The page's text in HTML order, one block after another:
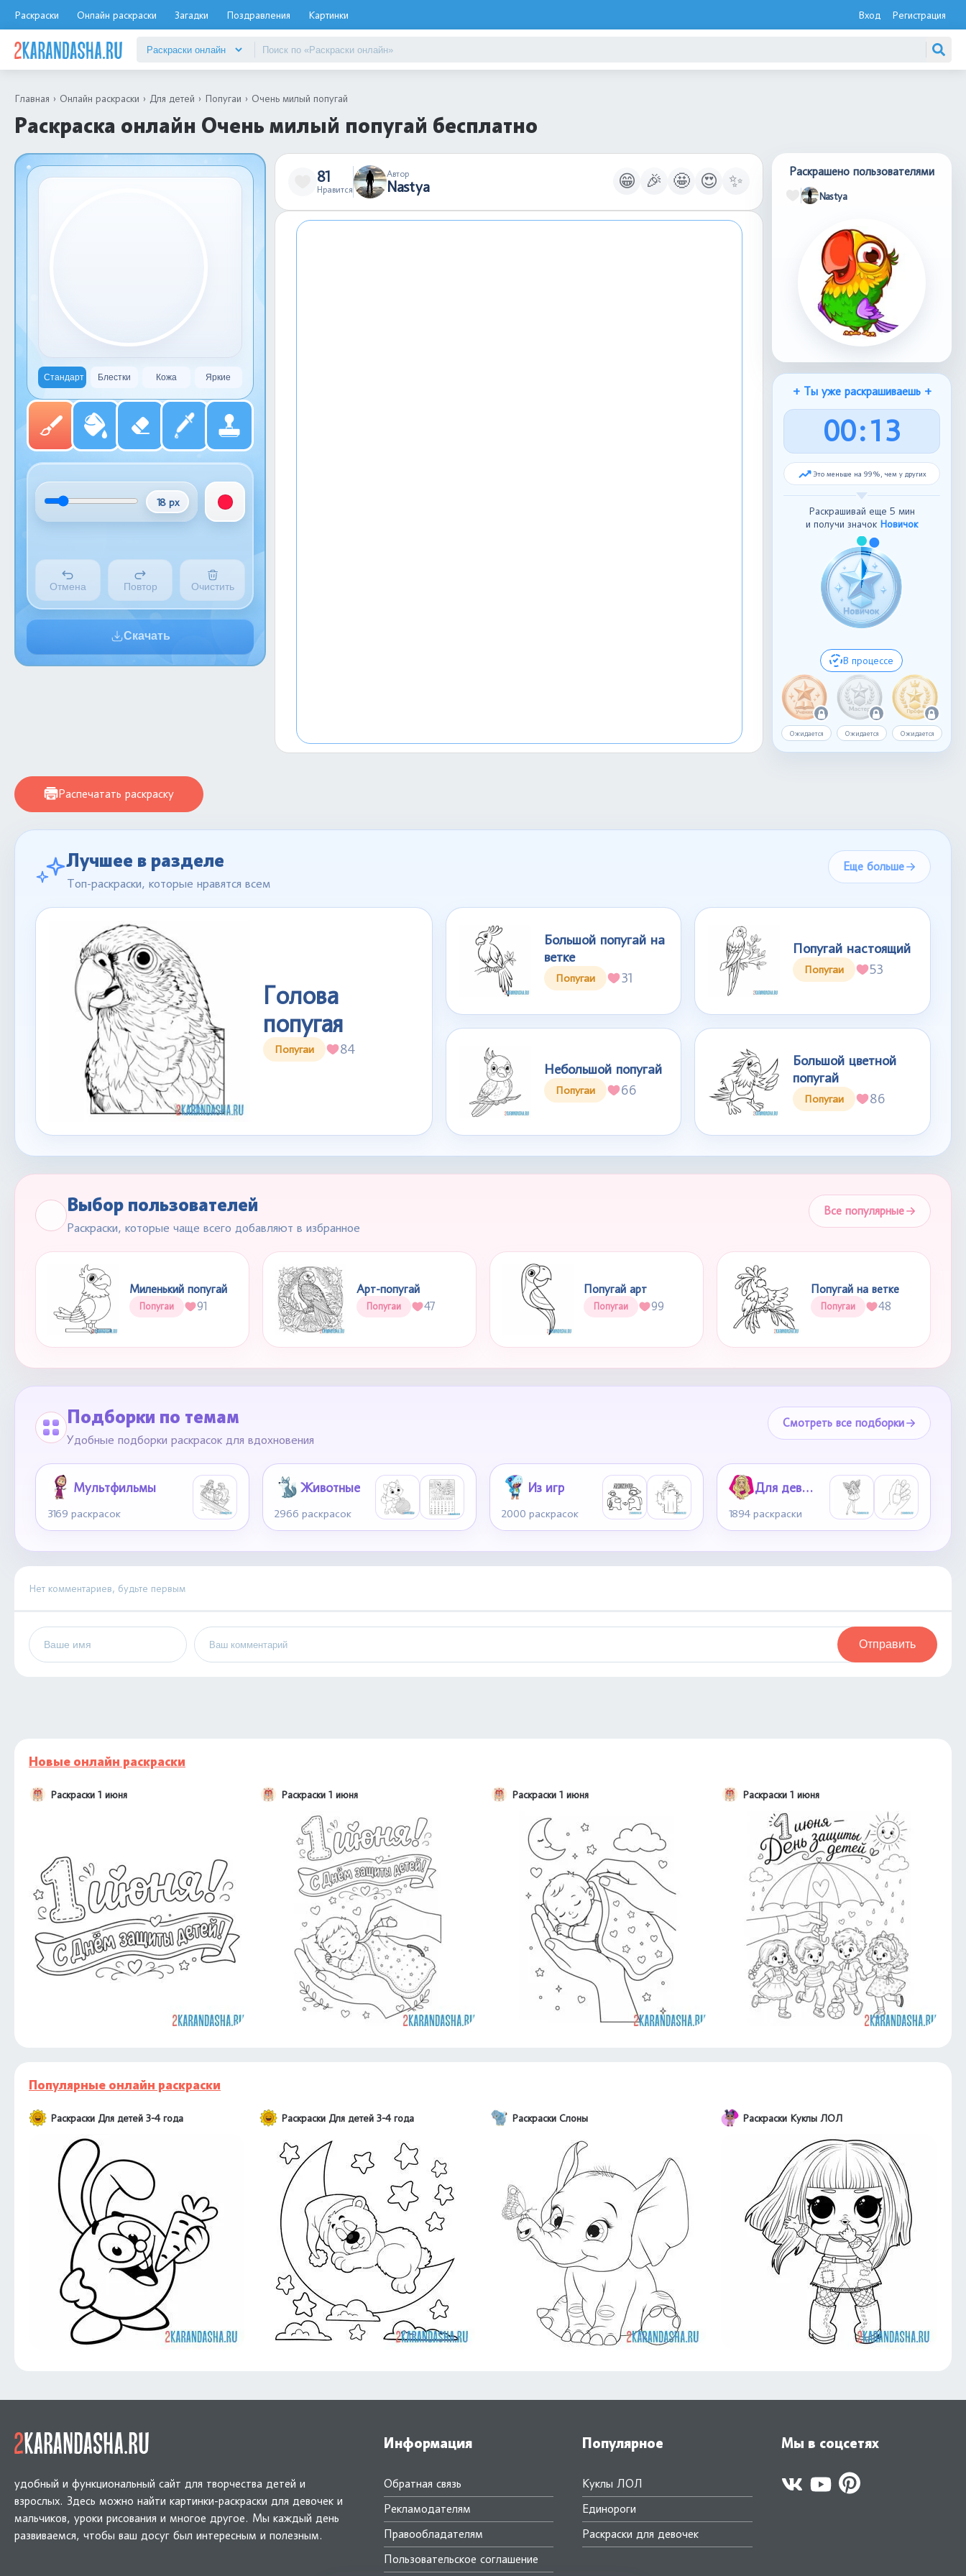
Раскраски Онлайн раскраски Загадки Поздравления Картинки Вход Регистрация
Главная Онлайн раскраски Для детей Попугаи Очень милый попугай
Раскраска онлайн Очень милый попугай бесплатно
Стандарт Блестки Кожа Яркие
18 px
Отмена Повтор Очистить
Скачать
81
Нравится
Автор
Nastya 😁 🎉 🤩 😍 ✨ Раскрашено пользователями
Nastya
+ Ты уже раскрашиваешь +
00:14
Это меньше на 99%, чем у других
Раскрашивай еще 5 мин
и получи значок Новичок
В процессе
Ожидается Ожидается Ожидается
Распечатать раскраску
Лучшее в разделе
Топ-раскраски, которые нравятся всем
Еще больше
Голова
попугая
Попугаи 84
Большой попугай на
ветке
Попугаи 31
Попугай настоящий
Попугаи 53
Небольшой попугай
Попугаи 66
Большой цветной
попугай
Попугаи 86
Выбор пользователей
Раскраски, которые чаще всего добавляют в избранное
Все популярные
Миленький попугай
Попугаи 91
Арт-попугай
Попугаи 47
Попугай арт
Попугаи 99
Попугай на ветке
Попугаи 48
Подборки по темам
Удобные подборки раскрасок для вдохновения
Смотреть все подборки
Мультфильмы
3169 раскрасок
Животные
2966 раскрасок
Из игр
2000 раскрасок
Для девочек
1894 раскраски
Нет комментариев, будьте первым
Отправить
Новые онлайн раскраски
Раскраски 1 июня Раскраски 1 июня Раскраски 1 июня Раскраски 1 июня
Популярные онлайн раскраски
Раскраски Для детей 3-4 года Раскраски Для детей 3-4 года Раскраски Слоны Раскраски Куклы ЛОЛ
удобный и функциональный сайт для творчества детей и
взрослых. Здесь можно найти картинки-раскраски для девочек и
мальчиков, уроки рисования и многое другое. Мы каждый день
развиваемся, чтобы ваш досуг был интересным и полезным.
Информация
Обратная связь
Рекламодателям
Правообладателям
Пользовательское соглашение
Популярное
Куклы ЛОЛ
Единороги
Раскраски для девочек
Мы в соцсетях